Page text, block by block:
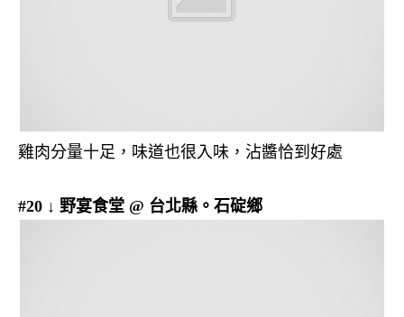
雞肉分量十足，味道也很入味，沾醬恰到好處
#20 ↓ 野宴食堂 @ 台北縣。石碇鄉